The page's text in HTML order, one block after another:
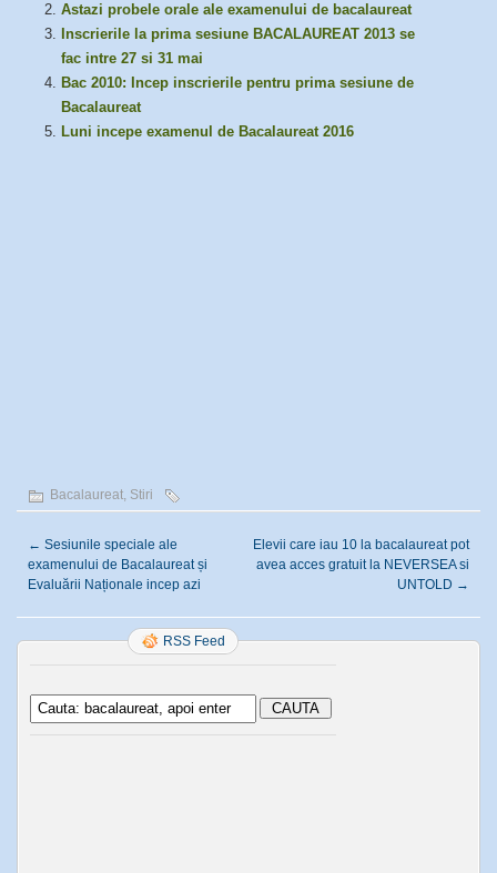
Astazi probele orale ale examenului de bacalaureat
Inscrierile la prima sesiune BACALAUREAT 2013 se
fac intre 27 si 31 mai
Bac 2010: Incep inscrierile pentru prima sesiune de
Bacalaureat
Luni incepe examenul de Bacalaureat 2016
Bacalaureat, Stiri
← Sesiunile speciale ale
examenului de Bacalaureat și
Evaluării Naționale incep azi
Elevii care iau 10 la bacalaureat pot
avea acces gratuit la NEVERSEA si
UNTOLD →
RSS Feed